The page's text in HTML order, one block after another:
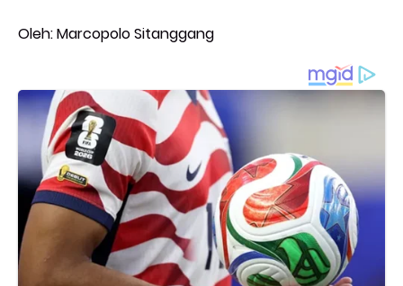
Oleh: Marcopolo Sitanggang